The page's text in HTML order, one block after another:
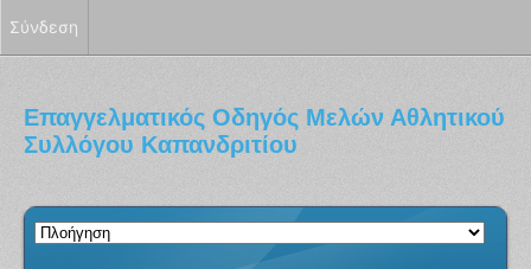
Επαγγελματικός Οδηγός Μελών Αθλητικού
Συλλόγου Καπανδριτίου
Σύνδεση